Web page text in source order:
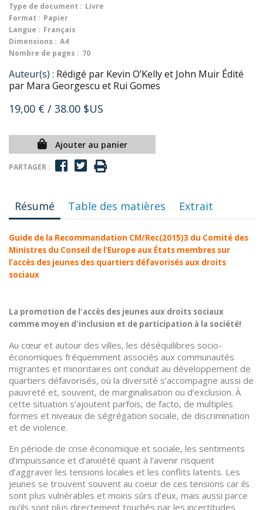
Type de document : Livre
Format : Papier
Langue : Français
Dimensions : A4
Nombre de pages : 70
Auteur(s) : Rédigé par Kevin O’Kelly et John Muir Édité
par Mara Georgescu et Rui Gomes
19,00 € / 38.00 $US
Ajouter au panier
PARTAGER :
Résumé Table des matières Extrait
Guide de la Recommandation CM/Rec(2015)3 du Comité des
Ministres du Conseil de l’Europe aux États membres sur
l’accès des jeunes des quartiers défavorisés aux droits
sociaux
La promotion de l'accès des jeunes aux droits sociaux
comme moyen d'inclusion et de participation à la société!
Au cœur et autour des villes, les déséquilibres socio-
économiques fréquemment associés aux communautés
migrantes et minoritaires ont conduit au développement de
quartiers défavorisés, où la diversité s’accompagne aussi de
pauvreté et, souvent, de marginalisation ou d’exclusion. À
cette situation s’ajoutent parfois, de facto, de multiples
formes et niveaux de ségrégation sociale, de discrimination
et de violence.
En période de crise économique et sociale, les sentiments
d’impuissance et d’anxiété quant à l’avenir risquent
d’aggraver les tensions locales et les conflits latents. Les
jeunes se trouvent souvent au coeur de ces tensions car ils
sont plus vulnérables et moins sûrs d’eux, mais aussi parce
qu’ils sont plus directement touchés par les incertitudes